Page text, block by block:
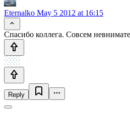
Eternalko May 5 2012 at 16:15
Спасибо коллега. Совсем
Reply